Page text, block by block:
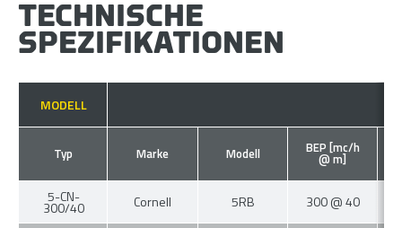
TECHNISCHE
SPEZIFIKATIONEN
MODELL
Typ Marke Modell BEP [mc/h
@ m]
5-CN-
300/40 Cornell 5RB
300 @ 40